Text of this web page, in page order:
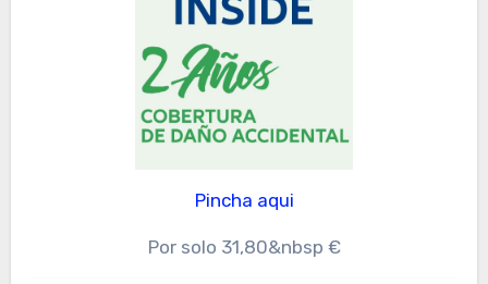
Pincha aqui
Por solo 31,80&nbsp €